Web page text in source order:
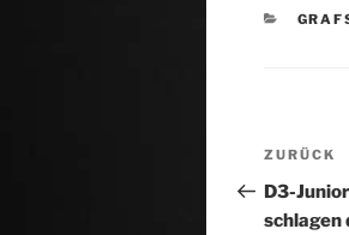
Beitrag
ZURÜCK
D3-
schlagen